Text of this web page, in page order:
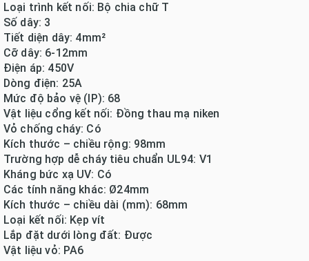
Loại trình kết nối: Bộ chia chữ T
Số dây: 3
Tiết diện dây: 4mm²
Cỡ dây: 6-12mm
Điện áp: 450V
Dòng điện: 25A
Mức độ bảo vệ (IP): 68
Vật liệu cổng kết nối: Đồng thau mạ niken
Vỏ chống cháy: Có
Kích thước – chiều rộng: 98mm
Trường hợp dễ cháy tiêu chuẩn UL94: V1
Kháng bức xạ UV: Có
Các tính năng khác: Ø24mm
Kích thước – chiều dài (mm): 68mm
Loại kết nối: Kẹp vít
Lắp đặt dưới lòng đất: Được
Vật liệu vỏ: PA6